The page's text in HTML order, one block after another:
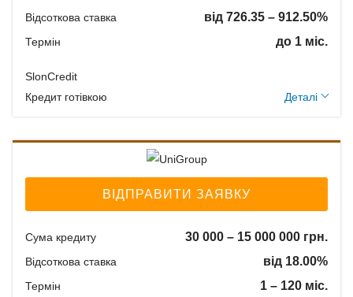
Відсоткова ставка від 726.35 – 912.50%
Термін до 1 міс.
SlonCredit
Кредит готівкою
Деталі
Спосіб погашення:
Класичний
Дострокове погашення:
Дострокове без штрафів
ВІДПРАВИТИ ЗАЯВКУ
Сума кредиту 30 000 – 15 000 000 грн.
Відсоткова ставка від 18.00%
Термін 1 – 120 міс.